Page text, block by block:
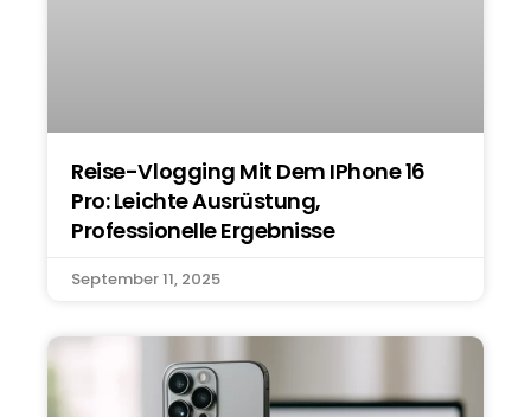
Reise-Vlogging Mit Dem IPhone 16
Pro: Leichte Ausrüstung,
Professionelle Ergebnisse
September 11, 2025